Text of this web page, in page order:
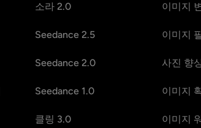
소라 2.0
Seedance 2.5
Seedance 2.0
Seedance 1.0
클링 3.0
이미지
이미지
사진 향
이미지
이미지